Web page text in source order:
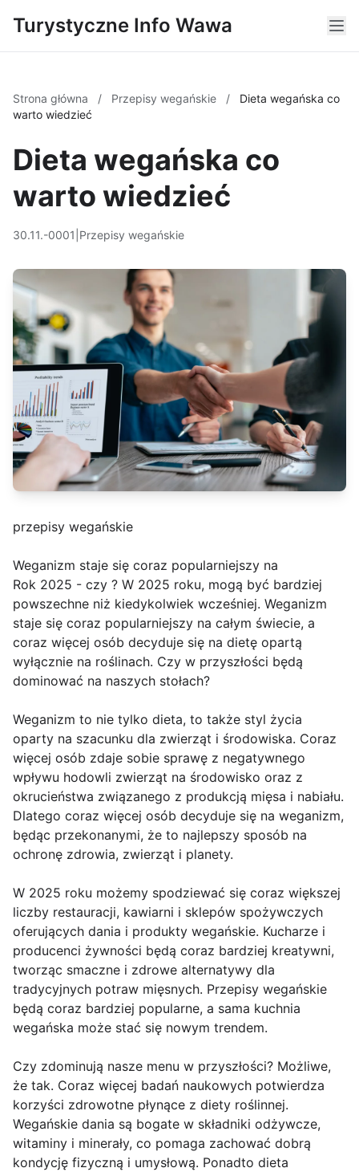
Turystyczne Info Wawa
Strona główna / Przepisy wegańskie /
Dieta wegańska co
warto wiedzieć
Dieta wegańska co
warto wiedzieć
30.11.-0001 Przepisy wegańskie
przepisy wegańskie
Weganizm staje się coraz popularniejszy na
Rok 2025 - czy ? W 2025 roku, mogą być bardziej
powszechne niż kiedykolwiek wcześniej. Weganizm
staje się coraz popularniejszy na całym świecie, a
coraz więcej osób decyduje się na dietę opartą
wyłącznie na roślinach. Czy w przyszłości będą
dominować na naszych stołach?
Weganizm to nie tylko dieta, to także styl życia
oparty na szacunku dla zwierząt i środowiska. Coraz
więcej osób zdaje sobie sprawę z negatywnego
wpływu hodowli zwierząt na środowisko oraz z
okrucieństwa związanego z produkcją mięsa i nabiału.
Dlatego coraz więcej osób decyduje się na weganizm,
będąc przekonanymi, że to najlepszy sposób na
ochronę zdrowia, zwierząt i planety.
W 2025 roku możemy spodziewać się coraz większej
liczby restauracji, kawiarni i sklepów spożywczych
oferujących dania i produkty wegańskie. Kucharze i
producenci żywności będą coraz bardziej kreatywni,
tworząc smaczne i zdrowe alternatywy dla
tradycyjnych potraw mięsnych. Przepisy wegańskie
będą coraz bardziej popularne, a sama kuchnia
wegańska może stać się nowym trendem.
Czy zdominują nasze menu w przyszłości? Możliwe,
że tak. Coraz więcej badań naukowych potwierdza
korzyści zdrowotne płynące z diety roślinnej.
Wegańskie dania są bogate w składniki odżywcze,
witaminy i minerały, co pomaga zachować dobrą
kondycję fizyczną i umysłową. Ponadto dieta